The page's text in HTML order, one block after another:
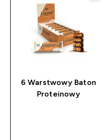
6 Warstwowy Baton
Proteinowy